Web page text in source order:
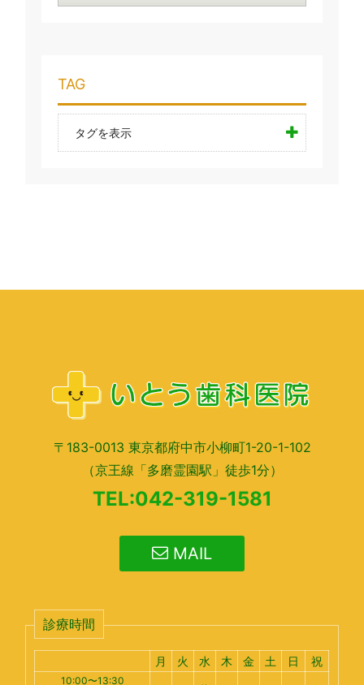
TAG
タグを表示
〒183-0013 東京都府中市小柳町1-20-1-102
（京王線「多磨霊園駅」徒歩1分）
TEL:042-319-1581
MAIL
診療時間
月 火 水 木 金 土 日 祝
10:00〜13:30